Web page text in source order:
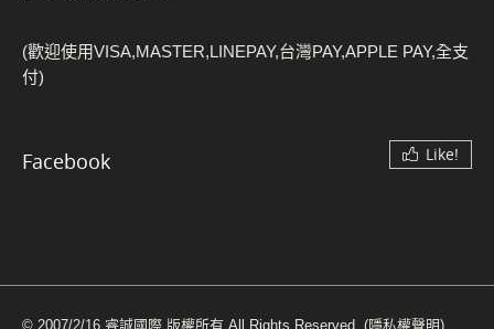
(歡迎使用VISA,MASTER,LINEPAY,台灣PAY,APPLE PAY,全支
付)
Facebook Like!
© 2007/2/16 睿誠國際 版權所有 All Rights Reserved. (隱私權聲明)